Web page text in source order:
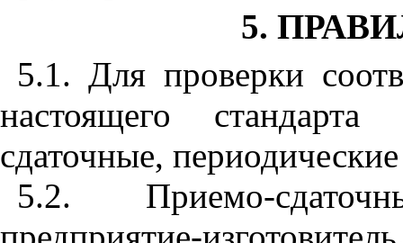
5.
5.1. Для проверки
настоящего
сдаточные,
5.2. Приемо-